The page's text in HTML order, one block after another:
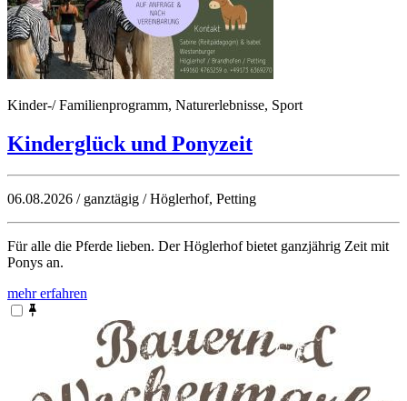
Kinder-/ Familienprogramm, Naturerlebnisse, Sport
Kinderglück und Ponyzeit
06.08.2026 / ganztägig / Höglerhof, Petting
Für alle die Pferde lieben. Der Höglerhof bietet ganzjährig Zeit mit
Ponys an.
mehr erfahren